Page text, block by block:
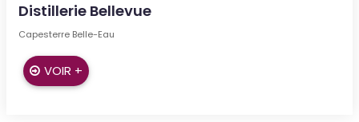
Distillerie Bellevue
Capesterre Belle-Eau
VOIR +